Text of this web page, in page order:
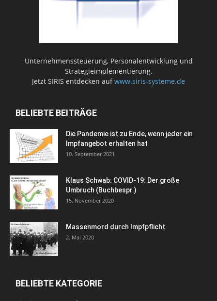
Unternehmenssteuerung, Personalentwicklung und
Strategieimplementierung.
Jetzt SIRIS entdecken aufwww.siris-systeme.de
BELIEBTE BEITRÄGE
Die Pandemie ist zu Ende, wenn jeder ein
Impfangebot erhalten hat
10. September 2021
Klaus Schwab: COVID-19: Der große
Umbruch (Buchbespr.)
15. November 2020
Massenmord durch Impfpflicht
2. Mai 2020
BELIEBTE KATEGORIE